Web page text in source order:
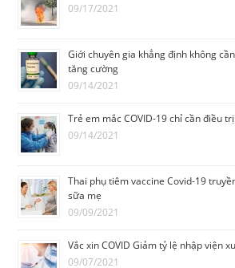
09/17/2021
Giới chuyên gia khẳng định không
tăng cường
09/14/2021
Trẻ em mắc COVID-19 chỉ cần điều
09/14/2021
Thai phụ tiêm vaccine Covid-19
sữa mẹ
09/09/2021
Vắc xin COVID Giảm tỷ lệ nhập viện
09/07/2021